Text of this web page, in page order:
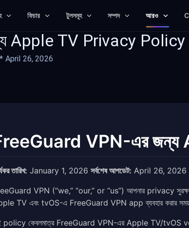
ফিচার টুলসমূহ সম্পদ আরও
Apple TV Privacy Policy
April 26, 2026
VPN-এর
তারিখ: January 1, 2026 সর্বশেষ আপডেট: April 26, 2026
VPN (“we,” “our,” or “us”) আপনার privacy
TV এবং tvOS-এ FreeGuard VPN app ব্যবহার করার সময়
policy কেবলমাত্র FreeGuard VPN-এর Apple TV/tvOS